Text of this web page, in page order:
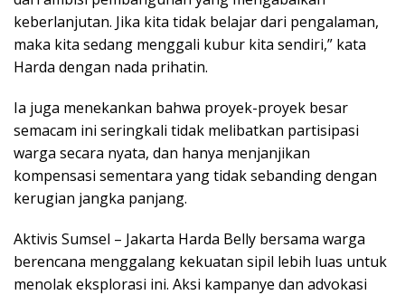
b
o
o
k
er s
A
p
p
gr
a
m
e
keberlanjutan. Jika kita tidak belajar dari pengalaman,
maka kita sedang menggali kubur kita sendiri,” kata
Harda dengan nada prihatin.
Ia juga menekankan bahwa proyek-proyek besar
semacam ini seringkali tidak melibatkan partisipasi
warga secara nyata, dan hanya menjanjikan
kompensasi sementara yang tidak sebanding dengan
kerugian jangka panjang.
Aktivis Sumsel – Jakarta Harda Belly bersama warga
berencana menggalang kekuatan sipil lebih luas untuk
menolak eksplorasi ini. Aksi kampanye dan advokasi